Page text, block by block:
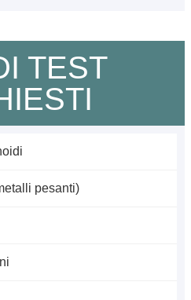
TEST
pesanti)